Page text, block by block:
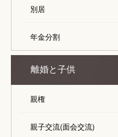
別居
年金分割
離婚と子供
親権
親子交流(面会交流)